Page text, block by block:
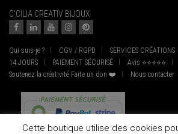
C'CILIA CREATIV BIJOUX
Qui suis-je ? CGV / RGPD SERVICES CRÉATIONS
14 JOURS
PAIEMENT SÉCURISÉ
Avis ⭐⭐⭐⭐⭐
Soutenez la créativité Faite un don ❤️
Nous contacter
Cette boutique utilise des cookies